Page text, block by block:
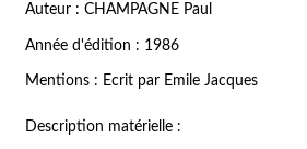
Auteur : CHAMPAGNE Paul
Année d'édition : 1986
Mentions : Ecrit par Emile Jacques
Description matérielle :